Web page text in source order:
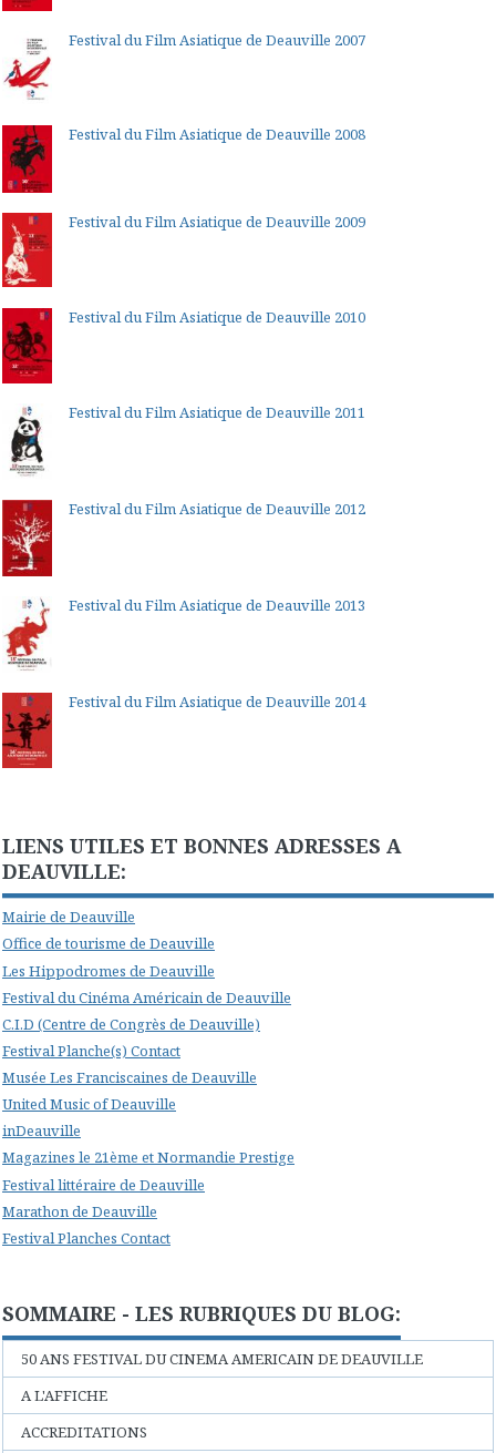
Festival du Film Asiatique de Deauville 2007
Festival du Film Asiatique de Deauville 2008
Festival du Film Asiatique de Deauville 2009
Festival du Film Asiatique de Deauville 2010
Festival du Film Asiatique de Deauville 2011
Festival du Film Asiatique de Deauville 2012
Festival du Film Asiatique de Deauville 2013
Festival du Film Asiatique de Deauville 2014
LIENS UTILES ET BONNES ADRESSES A
DEAUVILLE:
Mairie de Deauville
Office de tourisme de Deauville
Les Hippodromes de Deauville
Festival du Cinéma Américain de Deauville
C.I.D (Centre de Congrès de Deauville)
Festival Planche(s) Contact
Musée Les Franciscaines de Deauville
United Music of Deauville
inDeauville
Magazines le 21ème et Normandie Prestige
Festival littéraire de Deauville
Marathon de Deauville
Festival Planches Contact
SOMMAIRE - LES RUBRIQUES DU BLOG:
50 ANS FESTIVAL DU CINEMA AMERICAIN DE DEAUVILLE
A L'AFFICHE
ACCREDITATIONS